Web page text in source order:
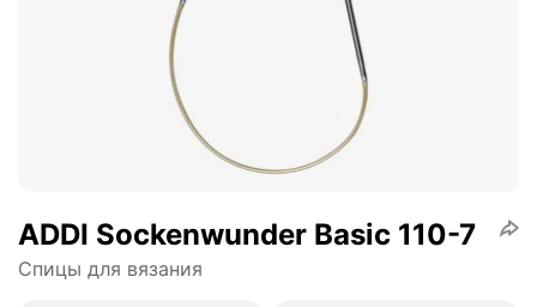
ADDI Sockenwunder Basic 110-7
Спицы для вязания